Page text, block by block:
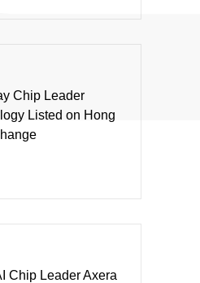
Chip Leader
Listed on Hong
Chip Leader Axera